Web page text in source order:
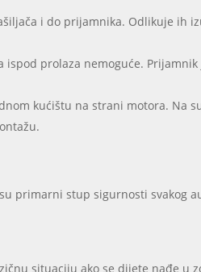
i do prijamnika. Odlikuje ih
prolaza nemoguće.
kućištu na strani motora. Na
primarni stup sigurnosti svakog
situaciju ako se dijete nađe u